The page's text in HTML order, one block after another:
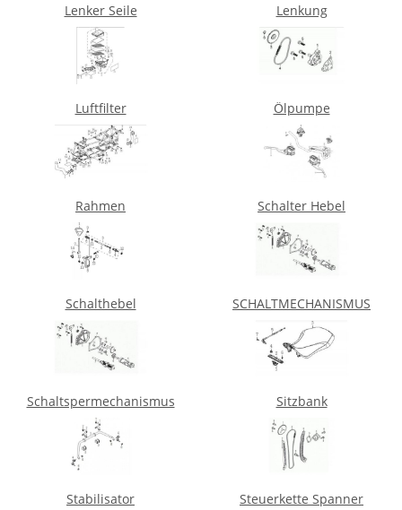
Lenker Seile Lenkung
Luftfilter Ölpumpe
Rahmen Schalter Hebel
Schalthebel SCHALTMECHANISMUS
Schaltspermechanismus Sitzbank
Stabilisator Steuerkette Spanner